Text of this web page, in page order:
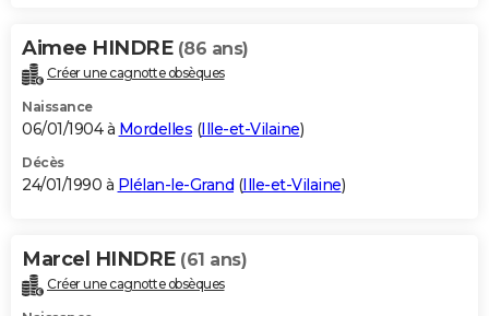
Aimee HINDRE (86 ans)
Créer une cagnotte obsèques
Naissance
06/01/1904 à Mordelles (Ille-et-Vilaine)
Décès
24/01/1990 à Plélan-le-Grand (Ille-et-Vilaine)
Marcel HINDRE (61 ans)
Créer une cagnotte obsèques